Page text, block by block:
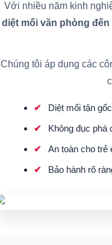
Với nhiều năm kinh
diệt mối văn phòng
Chúng tôi áp dụng các
Diệt mối tận
Không đục phá
An toàn cho trẻ
Bảo hành rõ